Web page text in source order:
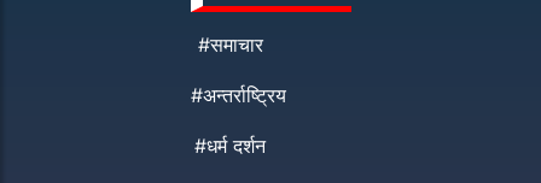
#समाचार
#अन्तर्राष्ट्रिय
#धर्म दर्शन